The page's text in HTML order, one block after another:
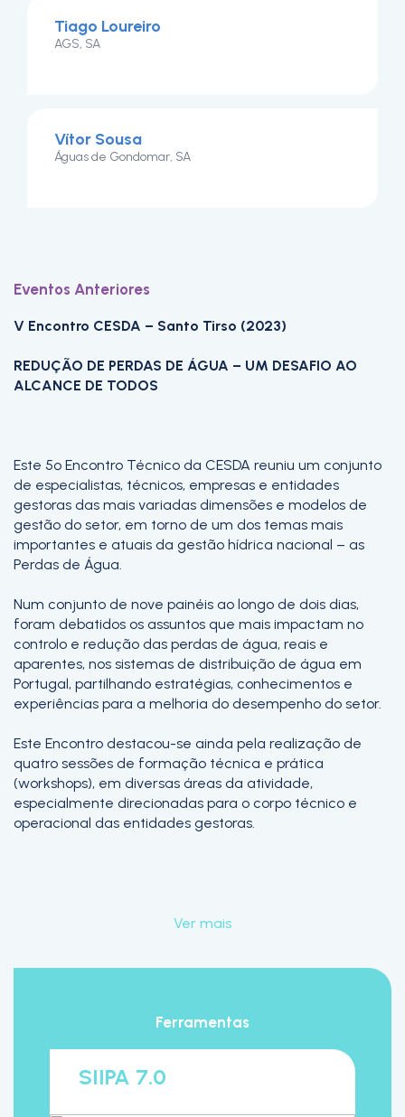
Tiago Loureiro
AGS, SA
Vítor Sousa
Águas de Gondomar, SA
Eventos Anteriores
V Encontro CESDA – Santo Tirso (2023)
REDUÇÃO DE PERDAS DE ÁGUA – UM DESAFIO AO
ALCANCE DE TODOS
Este 5º Encontro Técnico da CESDA reuniu um conjunto
de especialistas, técnicos, empresas e entidades
gestoras das mais variadas dimensões e modelos de
gestão do setor, em torno de um dos temas mais
importantes e atuais da gestão hídrica nacional – as
Perdas de Água.
Num conjunto de nove painéis ao longo de dois dias,
foram debatidos os assuntos que mais impactam no
controlo e redução das perdas de água, reais e
aparentes, nos sistemas de distribuição de água em
Portugal, partilhando estratégias, conhecimentos e
experiências para a melhoria do desempenho do setor.
Este Encontro destacou-se ainda pela realização de
quatro sessões de formação técnica e prática
(workshops), em diversas áreas da atividade,
especialmente direcionadas para o corpo técnico e
operacional das entidades gestoras.
Ver mais
Ferramentas
SIIPA 7.0